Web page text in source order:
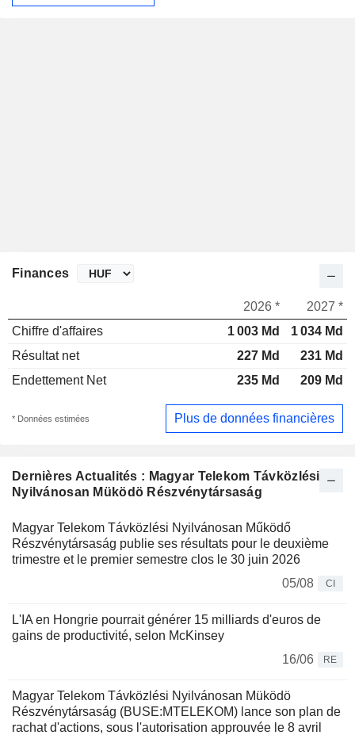
Dernières Actualités : Magyar Telekom Távközlési
Nyilvánosan Müködö Részvénytársaság
Magyar Telekom Távközlési Nyilvánosan Működő
Részvénytársaság publie ses résultats pour le deuxième
trimestre et le premier semestre clos le 30 juin 2026
05/08
CI
L'IA en Hongrie pourrait générer 15 milliards d'euros de
gains de productivité, selon McKinsey
16/06
RE
Magyar Telekom Távközlési Nyilvánosan Müködö
Részvénytársaság (BUSE:MTELEKOM) lance son plan de
rachat d'actions, sous l'autorisation approuvée le 8 avril
Finances
2026 *
2027 *
Chiffre d'affaires
1 003 Md
1 034 Md
Résultat net
227 Md
231 Md
Endettement Net
235 Md 209 Md
* Données estimées Plus de données financières